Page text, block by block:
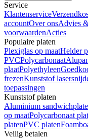
Service
Klantenservice
accountOver onsAdvies
voorwaardenActies
Populaire platen
Plexiglas op maatHelder
PVCPolycarbonaat
plaatPolyethyleen
frezenKunststof
toepassingen
Kunststof platen
Aluminium
op maatPolycarbonaat
platenPVC platen
Veilig betalen